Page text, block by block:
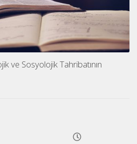
ve Sosyolojik Tahribatının